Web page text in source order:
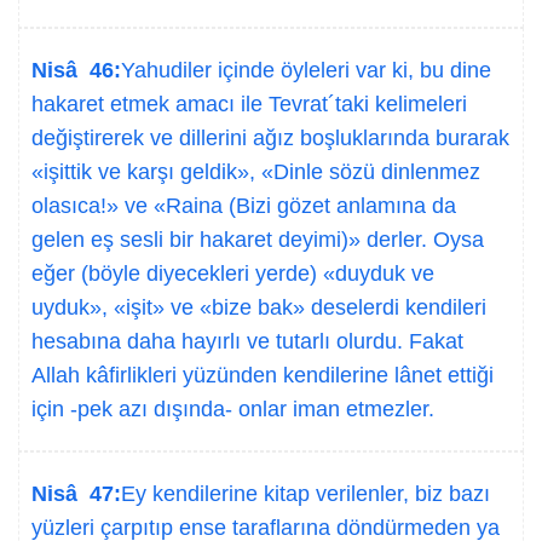
Nisâ 46:Yahudiler içinde öyleleri var ki, bu dine
hakaret etmek amacı ile Tevrat´taki kelimeleri
değiştirerek ve dillerini ağız boşluklarında burarak
«işittik ve karşı geldik», «Dinle sözü dinlenmez
olasıca!» ve «Raina (Bizi gözet anlamına da
gelen eş sesli bir hakaret deyimi)» derler. Oysa
eğer (böyle diyecekleri yerde) «duyduk ve
uyduk», «işit» ve «bize bak» deselerdi kendileri
hesabına daha hayırlı ve tutarlı olurdu. Fakat
Allah kâfirlikleri yüzünden kendilerine lânet ettiği
için -pek azı dışında- onlar iman etmezler.
Nisâ 47:Ey kendilerine kitap verilenler, biz bazı
yüzleri çarpıtıp ense taraflarına döndürmeden ya